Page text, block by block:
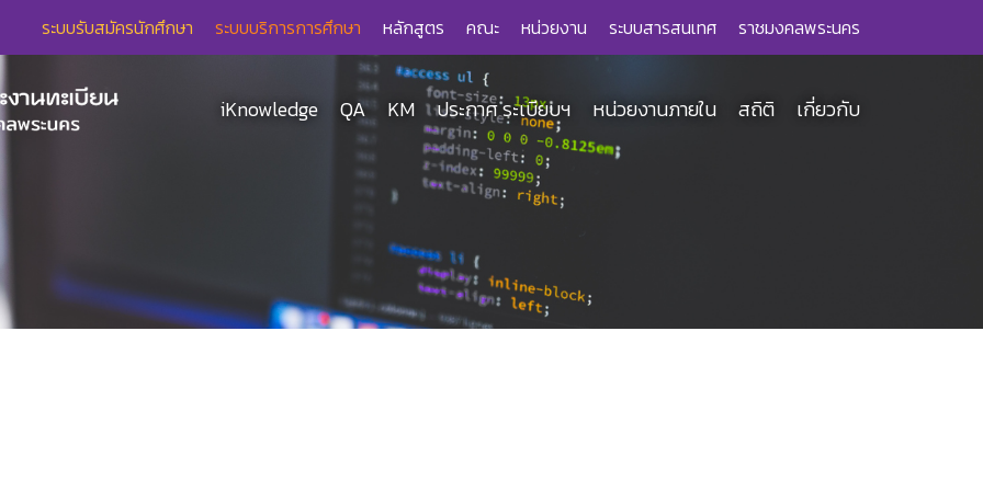
ระบบรับสมัครนักศึกษา ระบบบริการการศึกษา หลักสูตร คณะ หน่วยงาน ระบบสารสนเทศ ราชมงคลพระนคร
iKnowledge QA KM ประกาศ ระเบียบฯ หน่วยงานภายใน สถิติ เกี่ยวกับ